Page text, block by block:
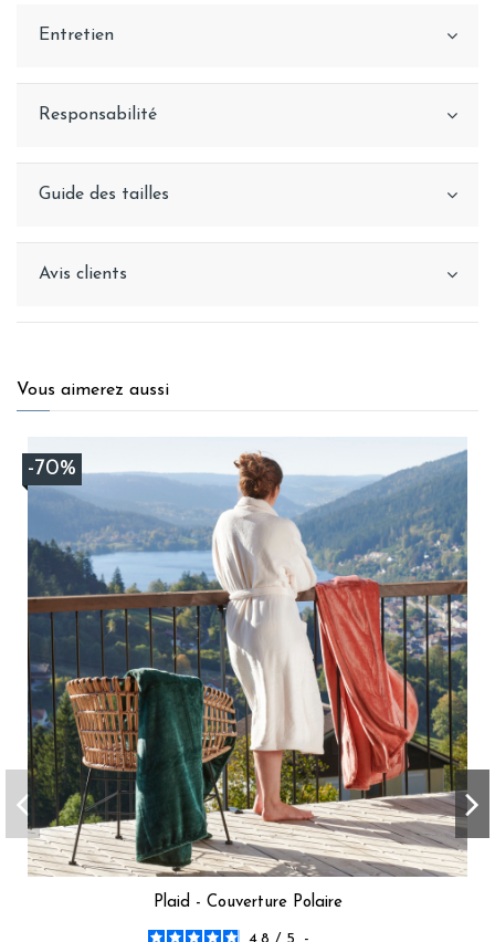
Entretien
Responsabilité
Guide des tailles
Avis clients
Vous aimerez aussi
-70%
Plaid - Couverture Polaire